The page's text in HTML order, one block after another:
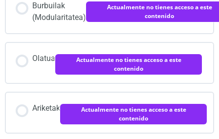
Burbuilak
(Modularitatea)
Actualmente no tienes acceso a este
contenido
Olatua
Actualmente no tienes acceso a este
contenido
Ariketak
Actualmente no tienes acceso a este
contenido